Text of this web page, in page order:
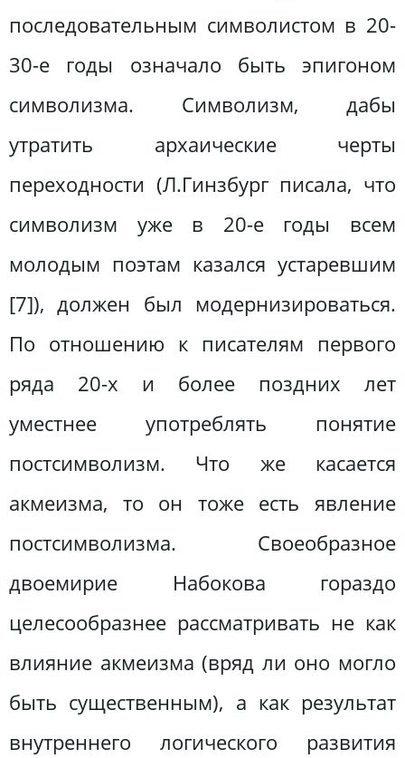
последовательным символистом в 20-
30-е годы означало быть эпигоном
символизма. Символизм, дабы
утратить архаические черты
переходности (Л.Гинзбург писала, что
символизм уже в 20-е годы всем
молодым поэтам казался устаревшим
[7]), должен был модернизироваться.
По отношению к писателям первого
ряда 20-х и более поздних лет
уместнее употреблять понятие
постсимволизм. Что же касается
акмеизма, то он тоже есть явление
постсимволизма. Своеобразное
двоемирие Набокова гораздо
целесообразнее рассматривать не как
влияние акмеизма (вряд ли оно могло
быть существенным), а как результат
внутреннего логического развития